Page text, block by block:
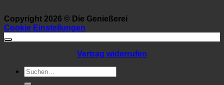
Copyright 2026 © Die Genießerei
Cookie Einstellungen
Vertrag widerrufen
Suchen
nach: